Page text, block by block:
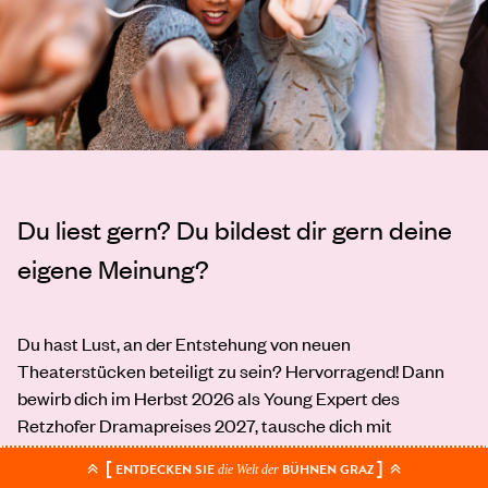
Du liest gern? Du bildest dir gern deine
eigene Meinung?
Du hast Lust, an der Entstehung von neuen
Theaterstücken beteiligt zu sein? Hervorragend! Dann
bewirb dich im Herbst 2026 als Young Expert des
Retzhofer Dramapreises 2027, tausche dich mit
Gleichgesinnten aus und begleite die Autor:innen als
Mentor:in beim Schreiben ihrer (vielleicht preisgekrönten)
[ENTDECKEN SIE die Welt derBÜHNEN GRAZ]